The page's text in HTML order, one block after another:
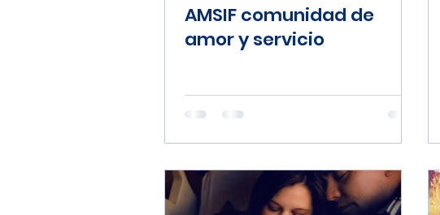
AMSIF comunidad de
amor y servicio